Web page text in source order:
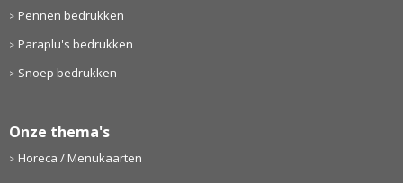
Pennen bedrukken
Paraplu's bedrukken
Snoep bedrukken
Onze thema's
Horeca / Menukaarten